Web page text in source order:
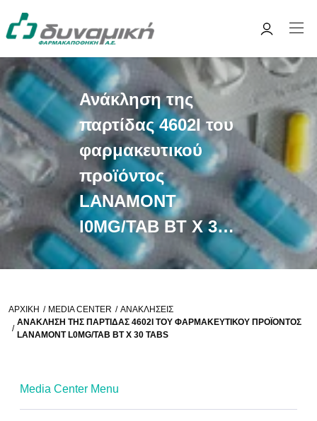
Ανάκληση της
παρτίδας 4602I του
φαρμακευτικού
προϊόντος
LANAMONT
l0MG/TAB ΒΤ Χ 30
TABS
ΑΡΧΙΚΉ MEDIA CENTER
ΑΝΑΚΛΉΣΕΙΣ
ΑΝΆΚΛΗΣΗ ΤΗΣ ΠΑΡΤΊΔΑΣ 4602I ΤΟΥ ΦΑΡΜΑΚΕΥΤΙΚΟΎ ΠΡΟΪΌΝΤΟΣ
LANAMONT L0MG/TAB ΒΤ Χ 30 TABS
Media Center Menu